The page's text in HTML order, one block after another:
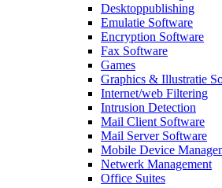
Desktoppublishing
Emulatie Software
Encryption Software
Fax Software
Games
Graphics & Illustratie
Internet/web Filtering
Intrusion Detection
Mail Client Software
Mail Server Software
Mobile Device
Netwerk Management
Office Suites